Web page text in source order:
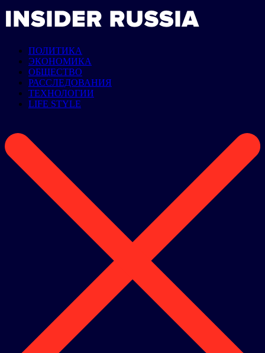
ПОЛИТИКА
ЭКОНОМИКА
ОБЩЕСТВО
РАССЛЕДОВАНИЯ
ТЕХНОЛОГИИ
LIFE STYLE